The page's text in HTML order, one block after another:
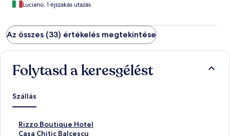
Luciano, 1 éjszakás utazás
Az összes (33) értékelés megtekintése
Folytasd a keresgélést
Szállás
Rizzo Boutique Hotel
S
z
Casa Chitic Balcescu
S